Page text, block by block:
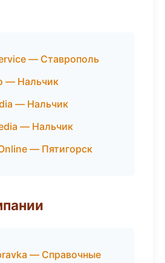
— Ставрополь
— Нальчик
— Нальчик
— Нальчик
— Пятигорск
— Справочные